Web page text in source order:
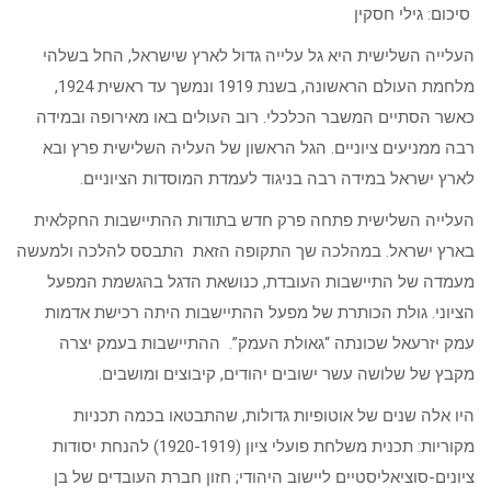
סיכום: גילי חסקין
העלייה השלישית היא גל עלייה גדול לארץ שישראל, החל בשלהי
מלחמת העולם הראשונה, בשנת 1919 ונמשך עד ראשית 1924,
כאשר הסתיים המשבר הכלכלי. רוב העולים באו מאירופה ובמידה
רבה ממניעים ציוניים. הגל הראשון של העליה השלישית פרץ ובא
לארץ ישראל במידה רבה בניגוד לעמדת המוסדות הציוניים.
העלייה השלישית פתחה פרק חדש בתודות ההתיישבות החקלאית
בארץ ישראל. במהלכה שך התקופה הזאת התבסס להלכה ולמעשה
מעמדה של התיישבות העובדת, כנושאת הדגל בהגשמת המפעל
הציוני. גולת הכותרת של מפעל ההתיישבות היתה רכישת אדמות
עמק יזרעאל שכונתה “גאולת העמק”. ההתיישבות בעמק יצרה
מקבץ של שלושה עשר ישובים יהודים, קיבוצים ומושבים.
היו אלה שנים של אוטופיות גדולות, שהתבטאו בכמה תכניות
מקוריות: תכנית משלחת פועלי ציון (1920-1919) להנחת יסודות
ציונים-סוציאליסטיים ליישוב היהודי; חזון חברת העובדים של בן